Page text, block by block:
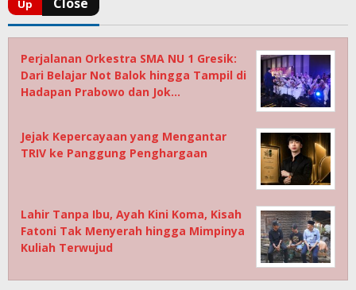
Perjalanan Orkestra SMA NU 1 Gresik:
Dari Belajar Not Balok hingga Tampil di
Hadapan Prabowo dan Jok…
Jejak Kepercayaan yang Mengantar
TRIV ke Panggung Penghargaan
Lahir Tanpa Ibu, Ayah Kini Koma, Kisah
Fatoni Tak Menyerah hingga Mimpinya
Kuliah Terwujud